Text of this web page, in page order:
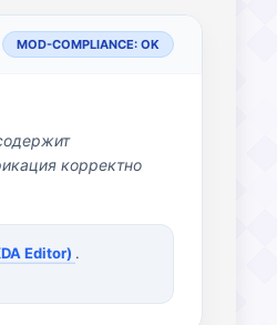
MOD-COMPLIANCE: OK
корректно
Editor) .